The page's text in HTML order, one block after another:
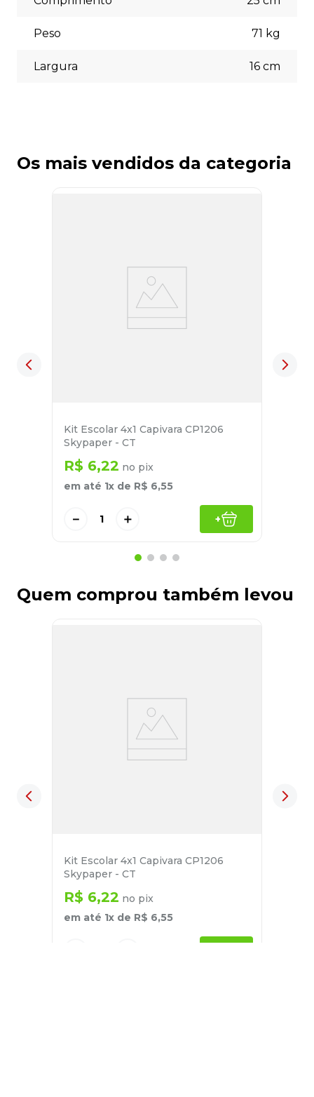
Peso 71 kg
Largura 16 cm
Os mais vendidos da categoria
Kit Escolar 4x1 Capivara CP1206
Skypaper - CT
R$ 6,22 no pix
em até 1x de R$ 6,55
＋
－ +
Quem comprou também levou
Kit Escolar 4x1 Capivara CP1206
Skypaper - CT
R$ 6,22 no pix
em até 1x de R$ 6,55